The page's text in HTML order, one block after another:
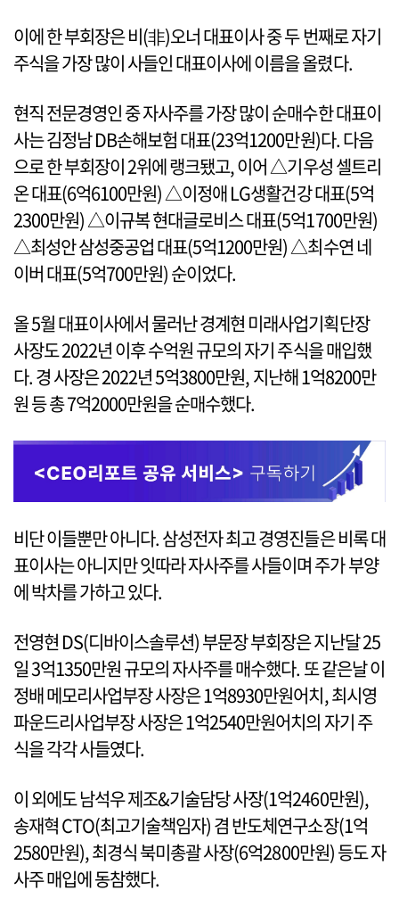
이에 한 부회장은 비(非)오너 대표이사 중 두 번째로 자기
주식을 가장 많이 사들인 대표이사에 이름을 올렸다.
현직 전문경영인 중 자사주를 가장 많이 순매수한 대표이
사는 김정남 DB손해보험 대표(23억1200만원)다. 다음
으로 한 부회장이 2위에 랭크됐고, 이어 △기우성 셀트리
온 대표(6억6100만원) △이정애 LG생활건강 대표(5억
2300만원) △이규복 현대글로비스 대표(5억1700만원)
△최성안 삼성중공업 대표(5억1200만원) △최수연 네
이버 대표(5억700만원) 순이었다.
올 5월 대표이사에서 물러난 경계현 미래사업기획단장
사장도 2022년 이후 수억원 규모의 자기 주식을 매입했
다. 경 사장은 2022년 5억3800만원, 지난해 1억8200만
원 등 총 7억2000만원을 순매수했다.
비단 이들뿐만 아니다. 삼성전자 최고 경영진들은 비록 대
표이사는 아니지만 잇따라 자사주를 사들이며 주가 부양
에 박차를 가하고 있다.
전영현 DS(디바이스솔루션) 부문장 부회장은 지난달 25
일 3억1350만원 규모의 자사주를 매수했다. 또 같은날 이
정배 메모리사업부장 사장은 1억8930만원어치, 최시영
파운드리사업부장 사장은 1억2540만원어치의 자기 주
식을 각각 사들였다.
이 외에도 남석우 제조&기술담당 사장(1억2460만원),
송재혁 CTO(최고기술책임자) 겸 반도체연구소장(1억
2580만원), 최경식 북미총괄 사장(6억2800만원) 등도 자
사주 매입에 동참했다.